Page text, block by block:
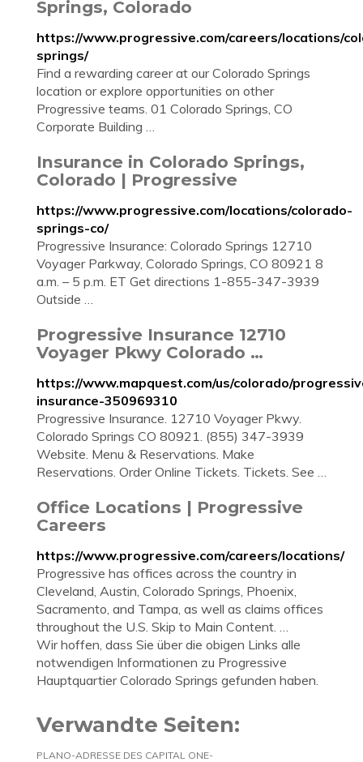
Springs, Colorado
https://www.progressive.com/careers/locations/
springs/
Find a rewarding career at our Colorado Springs
location or explore opportunities on other
Progressive teams. 01 Colorado Springs, CO
Corporate Building …
Insurance in Colorado Springs,
Colorado | Progressive
https://www.progressive.com/locations/colorado-
springs-co/
Progressive Insurance: Colorado Springs 12710
Voyager Parkway, Colorado Springs, CO 80921 8
a.m. – 5 p.m. ET Get directions 1-855-347-3939
Outside …
Progressive Insurance 12710
Voyager Pkwy Colorado …
https://www.mapquest.com/us/colorado/
insurance-350969310
Progressive Insurance. 12710 Voyager Pkwy.
Colorado Springs CO 80921. (855) 347-3939
Website. Menu & Reservations. Make
Reservations. Order Online Tickets. Tickets. See …
Office Locations | Progressive
Careers
https://www.progressive.com/careers/locations/
Progressive has offices across the country in
Cleveland, Austin, Colorado Springs, Phoenix,
Sacramento, and Tampa, as well as claims offices
throughout the U.S. Skip to Main Content. …
Wir hoffen, dass Sie über die obigen Links alle
notwendigen Informationen zu Progressive
Hauptquartier Colorado Springs gefunden haben.
Verwandte Seiten:
PLANO-ADRESSE DES CAPITAL ONE-